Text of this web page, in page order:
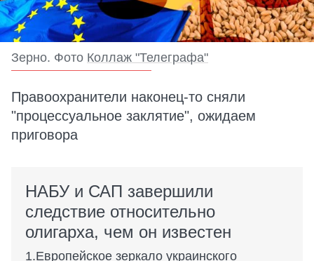
Зерно. Фото Коллаж "Телеграфа"
Правоохранители наконец-то сняли
"процессуальное заклятие", ожидаем
приговора
НАБУ и САП завершили
следствие относительно
олигарха, чем он известен
Европейское зеркало украинского